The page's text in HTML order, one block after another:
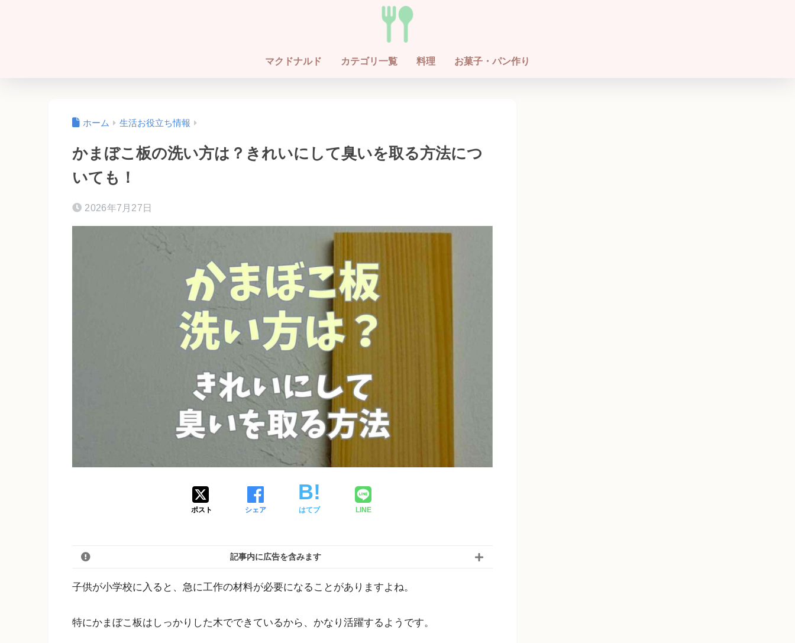
マクドナルド カテゴリ一覧 料理 お菓子・パン作り
ホーム 生活お役立ち情報
かまぼこ板の洗い方は？きれいにして臭いを取る方法につ
いても！
2026年7月27日
ポスト シェア はてブ LINE
記事内に広告を含みます
子供が小学校に入ると、急に工作の材料が必要になることがありますよね。
特にかまぼこ板はしっかりした木でできているから、かなり活躍するようです。